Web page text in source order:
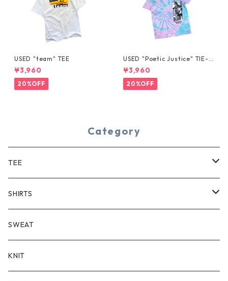
USED "team" TEE
¥3,960
20%OFF
USED "Poetic Justice" TIE-D
YE TEE
¥3,960
20%OFF
Category
TEE
SHORT SLEEVE
LONG SLEEVE
SHIRTS
SHORT SLEEVE
LONG SLEEVE
SWEAT
KNIT